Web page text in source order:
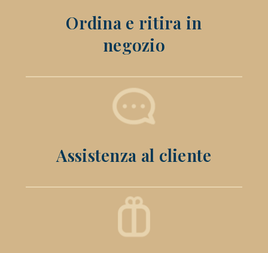
Ordina e ritira in
negozio
Assistenza al cliente